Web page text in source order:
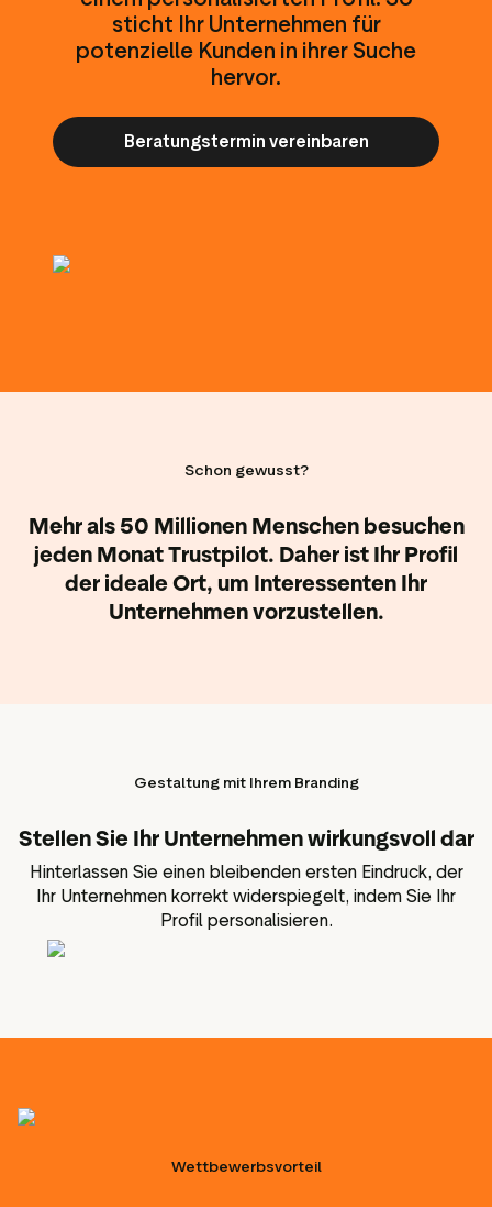
Bewertungsinhalten
Daten und Analysen
Tagging von Bewertungen
Besuchereinblicke
sticht Ihr Unternehmen für
potenzielle Kunden in ihrer Suche
hervor.
Beratungstermin vereinbaren
Schon gewusst?
Mehr als 50 Millionen Menschen besuchen
jeden Monat Trustpilot. Daher ist Ihr Profil
der ideale Ort, um Interessenten Ihr
Unternehmen vorzustellen.
Gestaltung mit Ihrem Branding
Stellen Sie Ihr Unternehmen wirkungsvoll dar
Hinterlassen Sie einen bleibenden ersten Eindruck, der
Ihr Unternehmen korrekt widerspiegelt, indem Sie Ihr
Profil personalisieren.
Wettbewerbsvorteil